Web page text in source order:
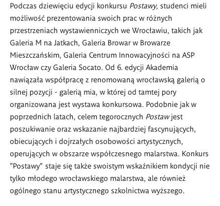
Podczas dziewięciu edycji konkursu Postawy, studenci mieli
możliwość prezentowania swoich prac w różnych
przestrzeniach wystawienniczych we Wrocławiu, takich jak
Galeria M na Jatkach, Galeria Browar w Browarze
Mieszczańskim, Galeria Centrum Innowacyjności na ASP
Wrocław czy Galeria Socato. Od 6. edycji Akademia
nawiązała współpracę z renomowaną wrocławską galerią o
silnej pozycji - galerią mia, w której od tamtej pory
organizowana jest wystawa konkursowa. Podobnie jak w
poprzednich latach, celem tegorocznych Postawjest
poszukiwanie oraz wskazanie najbardziej fascynujących,
obiecujących i dojrzałych osobowości artystycznych,
operujących w obszarze współczesnego malarstwa. Konkurs
"Postawy" staje się także swoistym wskaźnikiem kondycji nie
tylko młodego wrocławskiego malarstwa, ale również
ogólnego stanu artystycznego szkolnictwa wyższego.